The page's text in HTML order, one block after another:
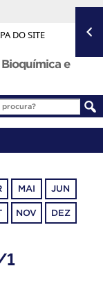
DO SITE
e
MAI JUN
NOV DEZ
1